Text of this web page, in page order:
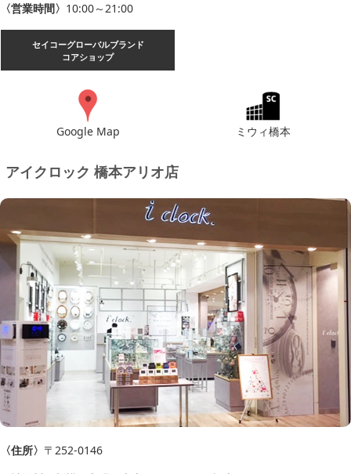
〈営業時間〉 10:00～21:00
セイコーグローバルブランド
コアショップ
Google Map ミウィ橋本
アイクロック 橋本アリオ店
〈住所〉 〒252-0146